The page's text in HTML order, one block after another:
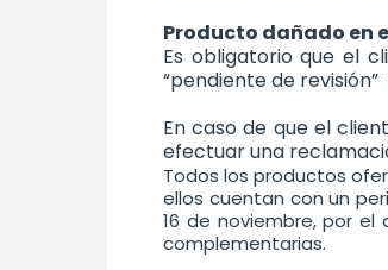
Producto dañado en
Es obligatorio que el
“pendiente de
En caso de que el
efectuar una
Todos los productos
ellos cuentan con un
16 de noviembre, por
complementarias.